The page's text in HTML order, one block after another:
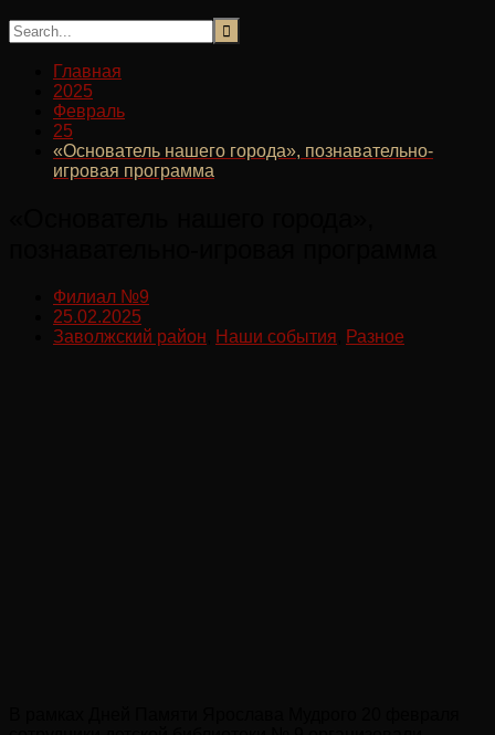
Главная
2025
Февраль
25
«Основатель нашего города», познавательно-
игровая программа
Филиал №9
25.02.2025
Заволжский район
Наши события Разное